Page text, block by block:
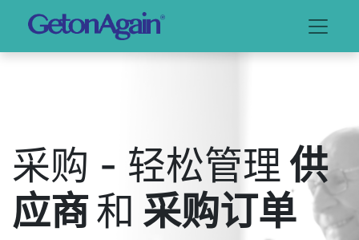
采购 - 轻松管理 供
应商和 采购订单